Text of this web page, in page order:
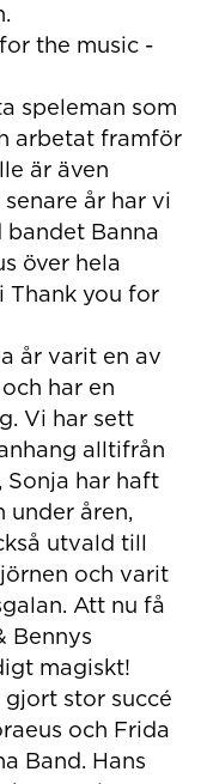
the music -
speleman som
arbetat framför
är även
år har vi
bandet Banna
över hela
Thank you for
år varit en av
har en
Vi har sett
alltifrån
har haft
under åren,
utvald till
och varit
Att nu få
Bennys
magiskt!
gjort stor succé
och Frida
Band. Hans